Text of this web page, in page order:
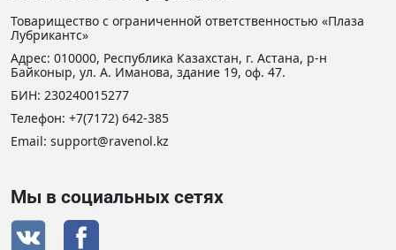
Товарищество с ограниченной ответственностью «Плаза
Лубрикантс»
Адрес: 010000, Республика Казахстан, г. Астана, р-н
Байконыр, ул. А. Иманова, здание 19, оф. 47.
БИН: 230240015277
Телефон: +7(7172) 642-385
Email: support@ravenol.kz
Мы в социальных сетях